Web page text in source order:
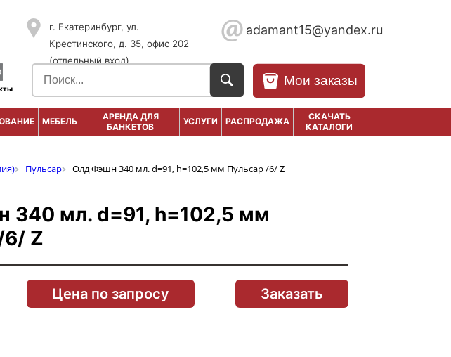
г. Екатеринбург, ул.
Крестинского, д. 35, офис 202
(отдельный вход)
adamant15@yandex.ru
Мои заказы
МЕБЕЛЬ
АРЕНДА ДЛЯ
БАНКЕТОВ
УСЛУГИ РАСПРОДАЖА
СКАЧАТЬ
КАТАЛОГИ
Пульсар Олд Фэшн 340 мл. d=91, h=102,5 мм Пульсар /6/ Z
340 мл. d=91, h=102,5 мм
6/ Z
Цена по запросу Заказать